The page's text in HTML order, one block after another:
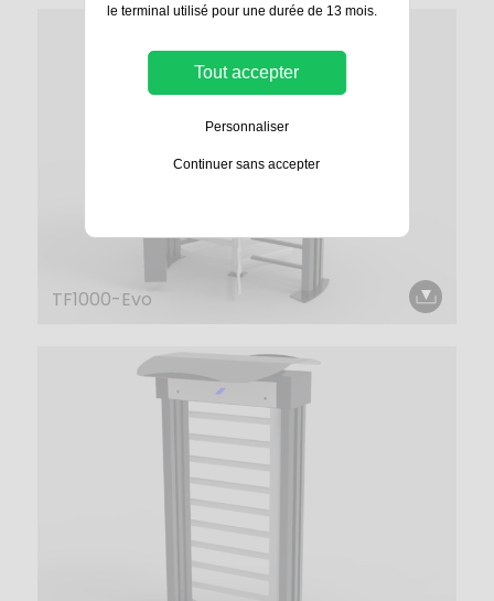
TF1000-Evo
le terminal utilisé pour une durée de 13 mois.
Tout accepter
Personnaliser
Continuer sans accepter